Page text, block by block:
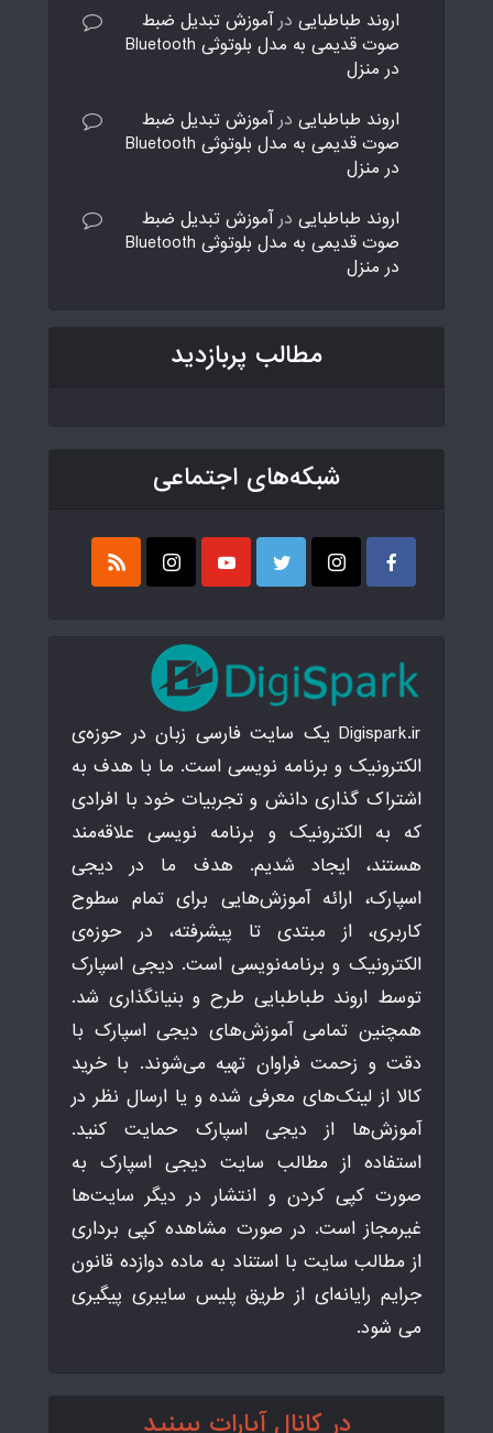
اروند طباطبایی درآموزش تبدیل ضبط
صوت قدیمی به مدل بلوتوثی Bluetooth
در منزل
اروند طباطبایی درآموزش تبدیل ضبط
صوت قدیمی به مدل بلوتوثی Bluetooth
در منزل
اروند طباطبایی درآموزش تبدیل ضبط
صوت قدیمی به مدل بلوتوثی Bluetooth
در منزل
مطالب پربازدید
شبکه‌های اجتماعی
Digispark.ir یک سایت فارسی زبان در حوزه‌ی
الکترونیک و برنامه نویسی است. ما با هدف به
اشتراک گذاری دانش و تجربیات خود با افرادی
که به الکترونیک و برنامه نویسی علاقه‌مند
هستند، ایجاد شدیم. هدف ما در دیجی
اسپارک، ارائه آموزش‌هایی برای تمام سطوح
کاربری، از مبتدی تا پیشرفته، در حوزه‌ی
الکترونیک و برنامه‌نویسی است. دیجی اسپارک
توسط اروند طباطبایی طرح و بنیانگذاری شد.
همچنین تمامی آموزش‌های دیجی اسپارک با
دقت و زحمت فراوان تهیه می‌شوند. با خرید
کالا از لینک‌های معرفی شده و یا ارسال نظر در
آموزش‌ها از دیجی اسپارک حمایت کنید.
استفاده از مطالب سایت دیجی اسپارک به
صورت کپی کردن و انتشار در دیگر سایت‌ها
غیرمجاز است. در صورت مشاهده کپی برداری
از مطالب سایت با استناد به ماده دوازده قانون
جرایم رایانه‌ای از طریق پلیس سایبری پیگیری
می شود.
در کانال آپارات ببینید